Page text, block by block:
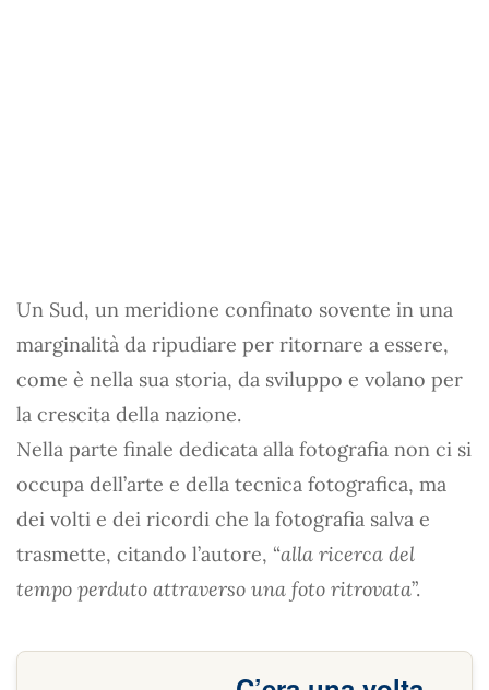
Un Sud, un meridione confinato sovente in una
marginalità da ripudiare per ritornare a essere,
come è nella sua storia, da sviluppo e volano per
la crescita della nazione.
Nella parte finale dedicata alla fotografia non ci si
occupa dell’arte e della tecnica fotografica, ma
dei volti e dei ricordi che la fotografia salva e
trasmette, citando l’autore, “alla ricerca del
tempo perduto attraverso una foto ritrovata”.